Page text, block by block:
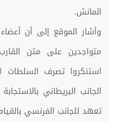
المانش.
وأشار الموقع إلى أن
متواجدين على متن
استنكروا تصرف السلطات
الجانب البريطاني
تعهد للجانب الفرنسي